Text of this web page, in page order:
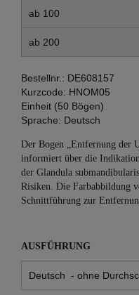
ab 100
ab 200
Bestellnr.: DE608157
Kurzcode: HNOM05
Einheit (50 Bögen)
Sprache: Deutsch
Der Bogen „Entfernung der
informiert über die
der Glandula
Risiken. Die Farbabbildung
Schnittführung zur
AUSFÜHRUNG